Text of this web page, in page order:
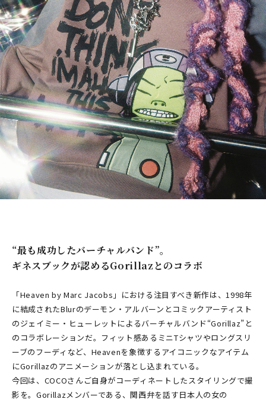
“最も成功したバーチャルバンド”。
ギネスブックが認めるGorillazとのコラボ
「Heaven by Marc Jacobs」における注目すべき新作は、1998年
に結成されたBlurのデーモン・アルバーンとコミックアーティスト
のジェイミー・ヒューレットによるバーチャルバンド“Gorillaz”と
のコラボレーションだ。フィット感あるミニTシャツやロングスリ
ーブのフーディなど、Heavenを象徴するアイコニックなアイテム
にGorillazのアニメーションが落とし込まれている。
今回は、COCOさんご自身がコーディネートしたスタイリングで撮
影を。Gorillazメンバーである、関西弁を話す日本人の女の